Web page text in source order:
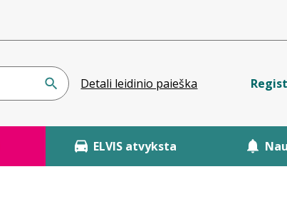
Detali leidinio paieška
ELVIS atvyksta